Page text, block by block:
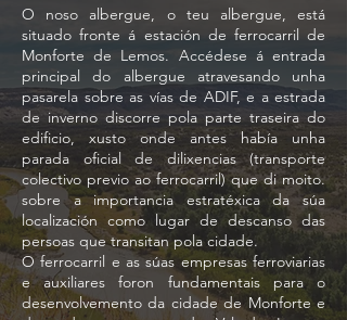
O noso albergue, o teu albergue, está
situado fronte á estación de ferrocarril de
Monforte de Lemos. Accédese á entrada
principal do albergue atravesando unha
pasarela sobre as vías de ADIF, e a estrada
de inverno discorre pola parte traseira do
edificio, xusto onde antes había unha
parada oficial de dilixencias (transporte
colectivo previo ao ferrocarril) que di moito.
sobre a importancia estratéxica da súa
localización como lugar de descanso das
persoas que transitan pola cidade.
O ferrocarril e as súas empresas ferroviarias
e auxiliares foron fundamentais para o
desenvolvemento da cidade de Monforte e